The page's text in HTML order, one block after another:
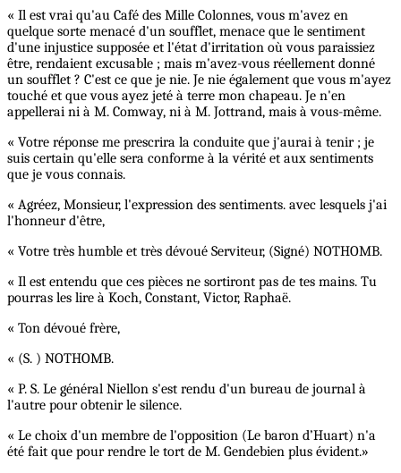
« Il est vrai qu'au Café des Mille Colonnes, vous m'avez en
quelque sorte menacé d'un soufflet, menace que le sentiment
d'une injustice supposée et l'état d'irritation où vous paraissiez
être, rendaient excusable ; mais m'avez-vous réellement donné
un soufflet ? C'est ce que je nie. Je nie également que vous m'ayez
touché et que vous ayez jeté à terre mon chapeau. Je n'en
appellerai ni à M. Comway, ni à M. Jottrand, mais à vous-même.
« Votre réponse me prescrira la conduite que j'aurai à tenir ; je
suis certain qu'elle sera conforme à la vérité et aux sentiments
que je vous connais.
« Agréez, Monsieur, l'expression des sentiments. avec lesquels j'ai
l'honneur d'être,
« Votre très humble et très dévoué Serviteur, (Signé) NOTHOMB.
« Il est entendu que ces pièces ne sortiront pas de tes mains. Tu
pourras les lire à Koch, Constant, Victor, Raphaë.
« Ton dévoué frère,
« (S. ) NOTHOMB.
« P. S. Le général Niellon s'est rendu d'un bureau de journal à
l'autre pour obtenir le silence.
« Le choix d'un membre de l'opposition (Le baron d’Huart) n'a
été fait que pour rendre le tort de M. Gendebien plus évident.»